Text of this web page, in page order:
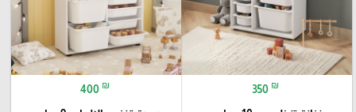
350 ₪
400 ₪